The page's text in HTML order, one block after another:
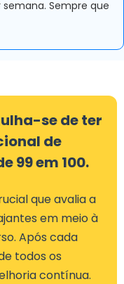
Sempre que
se de ter
de
99 em 100.
que avalia a
em meio à
Após cada
todos os
contínua.